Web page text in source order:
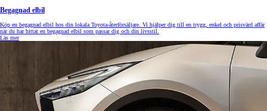
Begagnad elbil
Köp en begagnad elbil hos din lokala Toyota-återförsäljare. Vi hjälper dig till en trygg, enkel och prisvärd affär
när du har hittat en begagnad elbil som passar dig och din livsstil.
Läs mer